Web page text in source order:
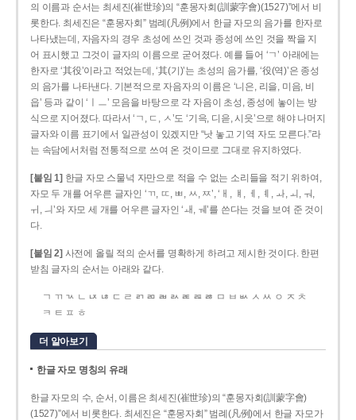
의 이름과 순서는 최세진(崔世珍)의 “훈몽자회(訓蒙字會)(1527)”에서 비
롯한다. 최세진은 “훈몽자회” 범례(凡例)에서 한글 자모의 음가를 한자로
나타냈는데, 자음자의 경우 초성에 쓰인 것과 종성에 쓰인 것을 짝을 지
어 표시했고 그것이 글자의 이름으로 굳어졌다. 예를 들어 ‘ㄱ’ 아래에는
한자로 ‘其役’이라고 적었는데, ‘其(기)’는 초성의 음가를, ‘役(역)’은 종성
의 음가를 나타낸다. 기본적으로 자음자의 이름은 ‘니은, 리을, 미음, 비
읍’ 등과 같이 ‘ㅣㅡ’ 모음을 바탕으로 각 자음이 초성, 종성에 놓이는 방
식으로 지어졌다. 따라서 ‘ㄱ, ㄷ, ㅅ’도 ‘기윽, 디읃, 시읏’으로 해야 나머지
글자와 이름 표기에서 일관성이 있겠지만 “낫 놓고 기역 자도 모른다.”라
는 속담에서처럼 전통적으로 쓰여 온 것이므로 그대로 유지하였다.
[붙임 1] 한글 자모 스물넉 자만으로 적을 수 없는 소리들을 적기 위하여,
자모 두 개를 어우른 글자인 ‘ㄲ, ㄸ, ㅃ, ㅆ, ㅉ’, ‘ㅐ, ㅒ, ㅔ, ㅖ, ㅘ, ㅚ, ㅝ,
ㅟ, ㅢ’와 자모 세 개를 어우른 글자인 ‘ㅙ, ㅞ’를 쓴다는 것을 보여 준 것이
다.
[붙임 2] 사전에 올릴 적의 순서를 명확하게 하려고 제시한 것이다. 한편
받침 글자의 순서는 아래와 같다.
ㄱ ㄲ ㄳ ㄴ ㄵ ㄶ ㄷ ㄹ ㄺ ㄻ ㄼ ㄽ ㄾ ㄿ ㅀ ㅁ ㅂ ㅄ ㅅ ㅆ ㅇ ㅈ ㅊ
ㅋ ㅌ ㅍ ㅎ
더 알아보기
한글 자모 명칭의 유래
한글 자모의 수, 순서, 이름은 최세진(崔世珍)의 “훈몽자회(訓蒙字會)
(1527)”에서 비롯한다. 최세진은 “훈몽자회” 범례(凡例)에서 한글 자모가